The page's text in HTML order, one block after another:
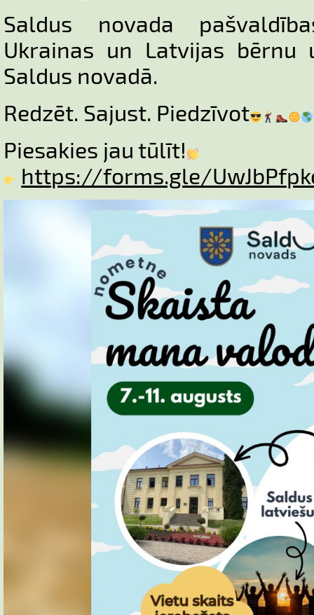
Saldus novada
Ukrainas un Latvijas bērnu
Saldus novadā.
Redzēt. Sajust. Piedzīvot
Piesakies jau tūlīt!
https://forms.gle/